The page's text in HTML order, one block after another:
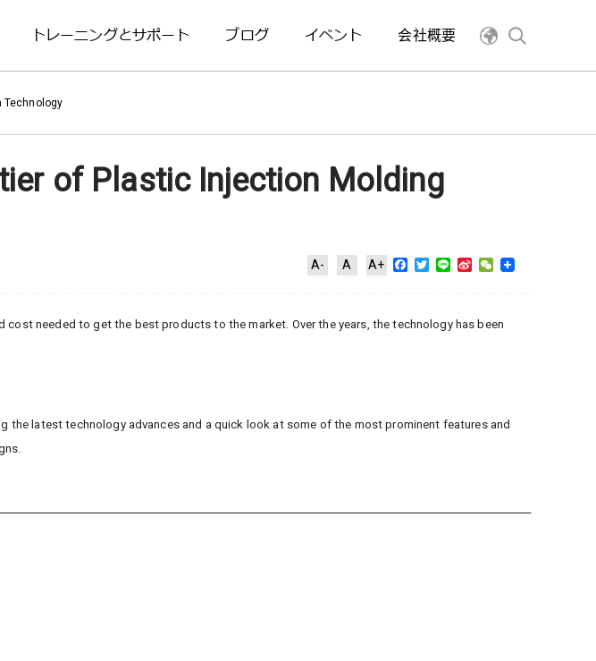
トレーニングとサポート ブログ イベント 会社概要
Technology
of Plastic Injection Molding
A- A A+ Facebook
Twitter
Line Sina WeChat
needed to get the best products to the market. Over the years, the technology has been
latest technology advances and a quick look at some of the most prominent features and